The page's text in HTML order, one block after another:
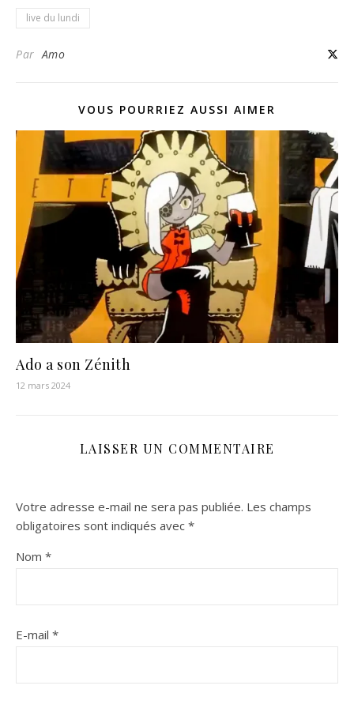
live du lundi
ParAmo
VOUS POURRIEZ AUSSI AIMER
Ado a son Zénith
12 mars 2024
LAISSER UN COMMENTAIRE
Votre adresse e-mail ne sera pas publiée. Les champs
obligatoires sont indiqués avec *
Nom *
E-mail *